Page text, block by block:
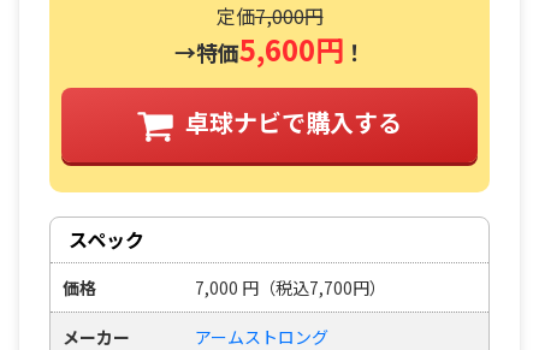
定価7,000円
→特価5,600円 ！
卓球ナビで購入する
スペック
価格 7,000 円 （税込7,700円）
メーカー アームストロング